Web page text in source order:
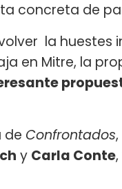
concreta de
la huestes
en Mitre, la
de Confrontados
y Carla Conte